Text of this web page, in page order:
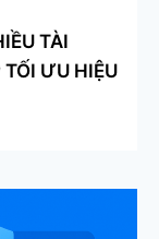
TÀI
TỐI ƯU HIỆU